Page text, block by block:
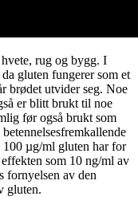
rug og bygg. I
gluten fungerer som et
brødet utvider seg. Noe
er blitt brukt til noe
før også brukt som
100 µg/ml gluten har for
som 10 ng/ml av
fornyelsen av den
gluten.